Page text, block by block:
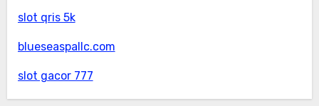
slot qris 5k
blueseaspallc.com
slot gacor 777